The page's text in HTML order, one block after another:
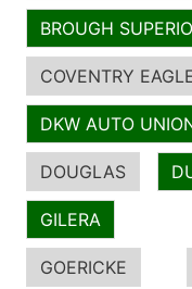
BROUGH
COVENTRY
DKW AUTO
DOUGLAS
GILERA
GOERICKE